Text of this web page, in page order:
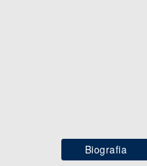
Biografia